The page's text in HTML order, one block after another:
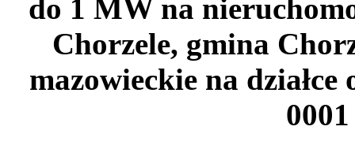
do 1 MW na
Chorzele, gmina
mazowieckie na